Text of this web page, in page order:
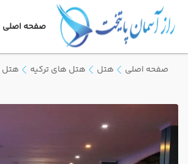
صفحه اصلی
صفحه اصلی هتل هتل های ترکیه هتل